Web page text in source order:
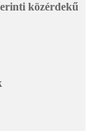
közérdekű